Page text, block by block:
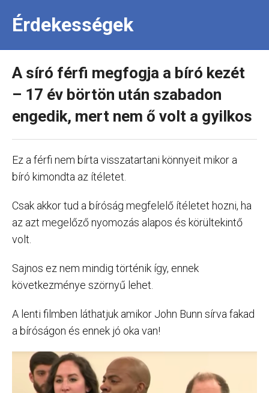
Érdekességek
A síró férfi megfogja a bíró kezét
– 17 év börtön után szabadon
engedik, mert nem ő volt a gyilkos
Ez a férfi nem bírta visszatartani könnyeit mikor a
bíró kimondta az ítéletet.
Csak akkor tud a bíróság megfelelő ítéletet hozni, ha
az azt megelőző nyomozás alapos és körültekintő
volt.
Sajnos ez nem mindig történik így, ennek
következménye szörnyű lehet.
A lenti filmben láthatjuk amikor John Bunn sírva fakad
a bíróságon és ennek jó oka van!